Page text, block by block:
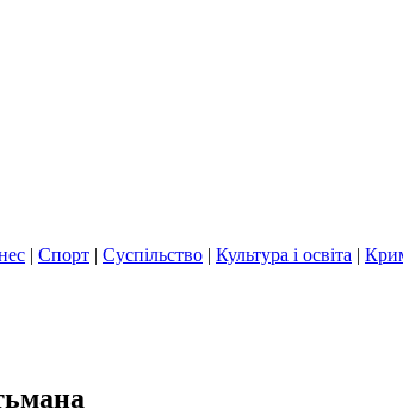
| Спорт | Суспільство | Культура і освіта |